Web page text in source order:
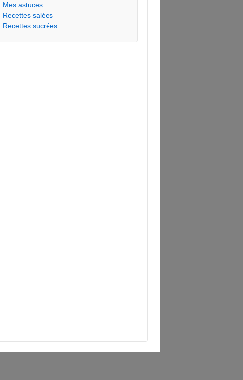
Mes astuces
Recettes salées
Recettes sucrées